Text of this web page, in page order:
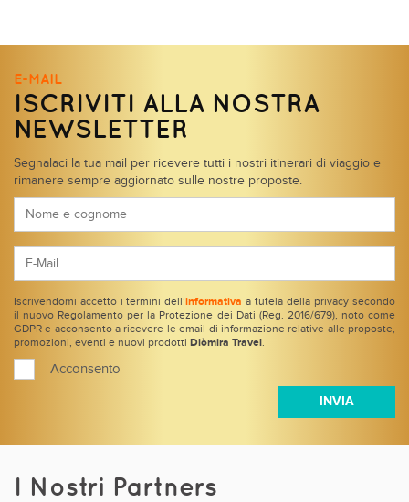
E-MAIL
ISCRIVITI ALLA NOSTRA
NEWSLETTER
Segnalaci la tua mail per ricevere tutti i nostri itinerari di viaggio e
rimanere sempre aggiornato sulle nostre proposte.
Iscrivendomi accetto i termini dell’ informativa a tutela della privacy secondo
il nuovo Regolamento per la Protezione dei Dati (Reg. 2016/679), noto come
GDPR e acconsento a ricevere le email di informazione relative alle proposte,
promozioni, eventi e nuovi prodotti Diòmira Travel .
Acconsento
I Nostri Partners